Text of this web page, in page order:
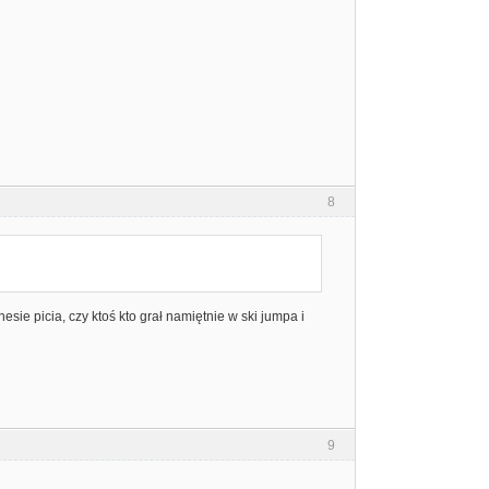
8
picia, czy ktoś kto grał namiętnie w ski jumpa i
9